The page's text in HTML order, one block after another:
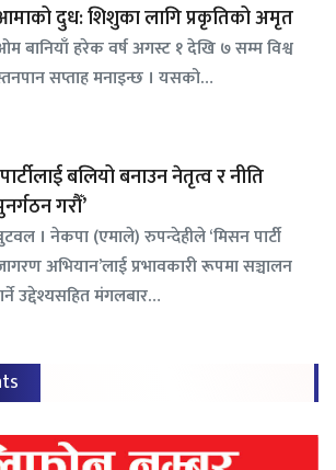
दुध: शिशुका लागि प्रकृतिको अमृत
बानियाँ हरेक वर्ष अगस्ट १ देखि ७ सम्म विश्व
सप्ताह मनाइन्छ । यसको…
बलियो बनाउन नेतृत्व र नीति
गरौँ’
। नेकपा (एमाले) रुपन्देहीले ‘मिसन पार्टी
अभियान’लाई प्रभावकारी रूपमा सञ्चालन
उद्देश्यसहित मंगलबार…